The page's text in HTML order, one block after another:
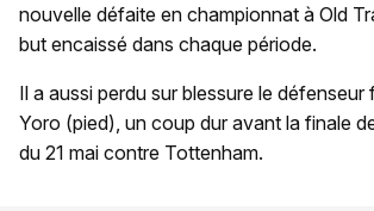
nouvelle défaite en championnat à Old
but encaissé dans chaque période.
Il a aussi perdu sur blessure le
Yoro (pied), un coup dur avant la finale
du 21 mai contre Tottenham.